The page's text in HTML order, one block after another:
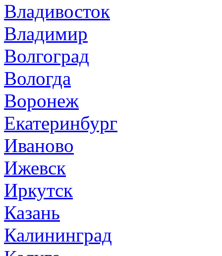
Владивосток
Владимир
Волгоград
Вологда
Воронеж
Екатеринбург
Иваново
Ижевск
Иркутск
Казань
Калининград